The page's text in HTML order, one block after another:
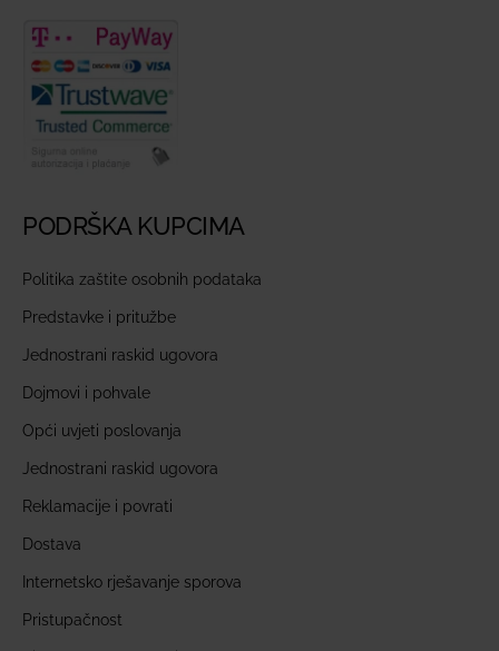
PODRŠKA KUPCIMA
Politika zaštite osobnih podataka
Predstavke i pritužbe
Jednostrani raskid ugovora
Dojmovi i pohvale
Opći uvjeti poslovanja
Jednostrani raskid ugovora
Reklamacije i povrati
Dostava
Internetsko rješavanje sporova
Pristupačnost